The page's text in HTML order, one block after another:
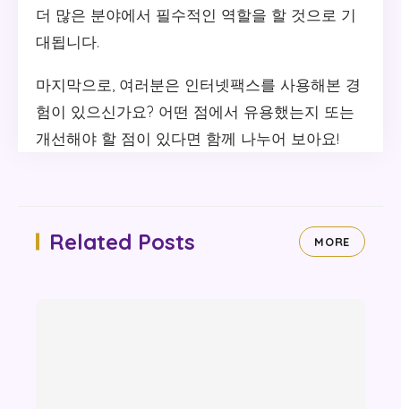
더 많은 분야에서 필수적인 역할을 할 것으로 기
대됩니다.
마지막으로, 여러분은 인터넷팩스를 사용해본 경
험이 있으신가요? 어떤 점에서 유용했는지 또는
개선해야 할 점이 있다면 함께 나누어 보아요!
Related Posts MORE